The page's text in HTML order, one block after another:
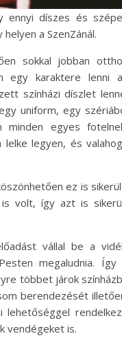
ennyi díszes és
a SzenZánál.
sokkal jobban
egy karaktere lenni
színházi díszlet
uniform, egy
minden egyes
lelke legyen, és
ez is
is volt, így azt is
vállal be a
megaludnia. Így
többet járok
berendezését
vendégeket is.